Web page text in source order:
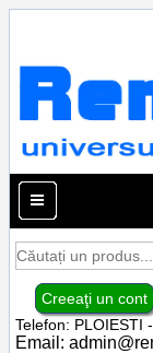
Creeaţi un cont
Telefon: PLOIESTI
Email: